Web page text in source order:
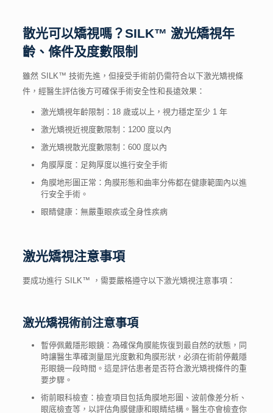
散光可以矯視嗎？SILK™ 激光矯視年
齡、 條件及度數限制
雖然 SILK™ 技術先進，但接受手術前仍需符合以下激光矯視條
件，經醫生評估後方可確保手術安全性和長遠效果：
激光矯視年齡限制：18 歲或以上，視力穩定至少 1 年
激光矯視近視度數限制 ：1200 度以內
激光矯視散光度數限制 ：600 度以內
角膜厚度：足夠厚度以進行安全手術
角膜地形圖正常：角膜形態和曲率分佈都在健康範圍內以進
行安全手術。
眼睛健康：無嚴重眼疾或全身性疾病
激光矯視注意事項
要成功進行 SILK™ ，需要嚴格遵守以下激光矯視注意事項：
激光矯視術前注意事項
暫停佩戴隱形眼鏡：為確保角膜能恢復到最自然的狀態，同
時讓醫生準確測量屈光度數和角膜形狀，必須在術前停戴隱
形眼鏡一段時間。這是評估患者是否符合激光矯視條件的重
要步驟。
術前眼科檢查：檢查項目包括角膜地形圖、波前像差分析、
眼底檢查等，以評估角膜健康和眼睛結構。醫生亦會檢查你